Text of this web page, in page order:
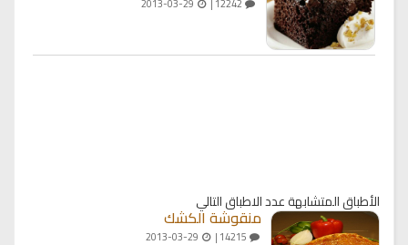
الأطباق المتشابهةعدد الاطباق التالي
منقوشة الكشك